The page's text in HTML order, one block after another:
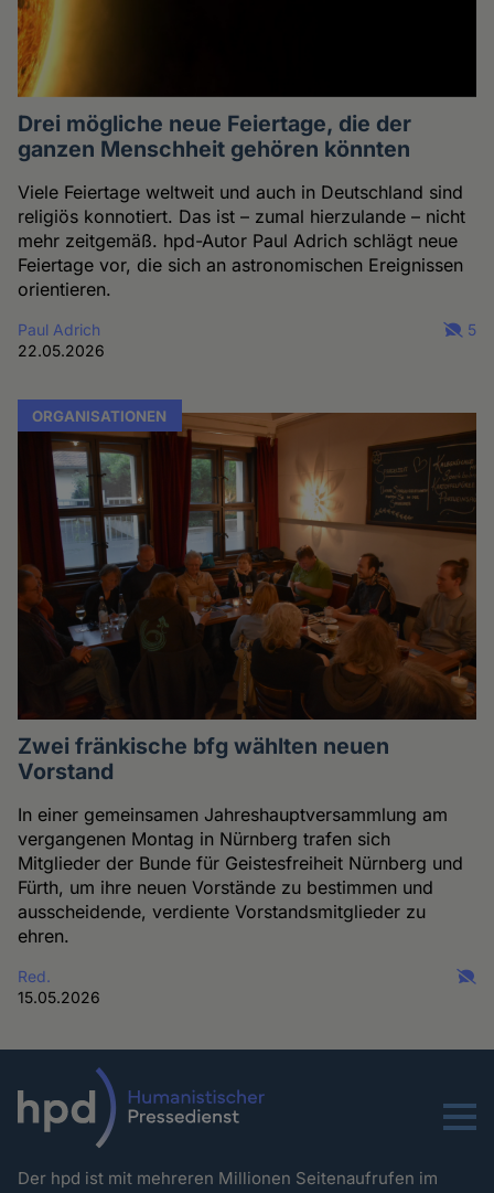
Drei mögliche neue Feiertage, die der
ganzen Menschheit gehören könnten
Viele Feiertage weltweit und auch in Deutschland sind
religiös konnotiert. Das ist – zumal hierzulande – nicht
mehr zeitgemäß. hpd-Autor Paul Adrich schlägt neue
Feiertage vor, die sich an astronomischen Ereignissen
orientieren.
Paul Adrich
22.05.2026
5
ORGANISATIONEN
Zwei fränkische bfg wählten neuen
Vorstand
In einer gemeinsamen Jahreshauptversammlung am
vergangenen Montag in Nürnberg trafen sich
Mitglieder der Bunde für Geistesfreiheit Nürnberg und
Fürth, um ihre neuen Vorstände zu bestimmen und
ausscheidende, verdiente Vorstandsmitglieder zu
ehren.
Red.
15.05.2026
Menu
Der hpd ist mit mehreren Millionen Seitenaufrufen im